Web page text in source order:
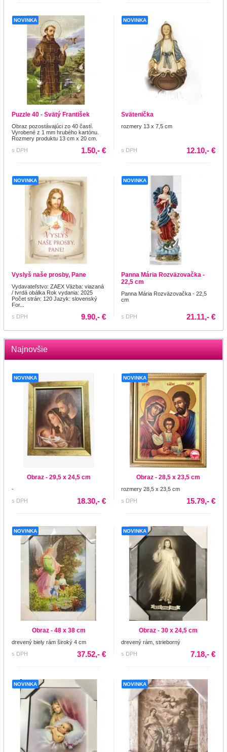
NOVINKA
Puzzle 40 - Svätý František
Obraz pozostávajúci zo 40 častí.
Vyrobené z 1 mm hrubého kartónu.
Rozmery produktu 13 cm x 20 cm.
s DPH
1.50,- €
NOVINKA
Svätenička
rozmery 13 x 7,5 cm
s DPH 12.10,- €
NOVINKA
Vyslyš naše prosby, Pane
Vydavateľstvo: ZAEX Väzba: viazaná
/ tvrdá obálka Rok vydania: 2025
Počet strán: 120 Jazyk: slovenský
For...
s DPH
9.90,- €
NOVINKA
Panna Mária Rozväzovačka -
22,5 cm
Panna Mária Rozväzovačka - 22,5
cm
s DPH 21.11,- €
Najnovšie
NOVINKA
Obraz - 29,5 x 24,5 cm
-
s DPH
18.30,- €
NOVINKA
Obraz - 28,5 x 23,5 cm
rozmery 28,5 x 23,5 cm
s DPH
15.79,- €
NOVINKA
Obraz - 48 x 38 cm
drevený biely rám široký 4 cm
s DPH
37.52,- €
NOVINKA
Obraz - 30 x 24,5 cm
drevený rám, strieborný
s DPH
7.18,- €
NOVINKA NOVINKA